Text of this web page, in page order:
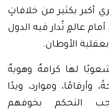
أكبر بكثير من خلافاتٍ
عالمٍ تُدار فيه الدول
الأوطان.
لها كرامةٌ وهويةٌ
وأرقامًا، وموارد، ويدًا
التحكم بخوفهم